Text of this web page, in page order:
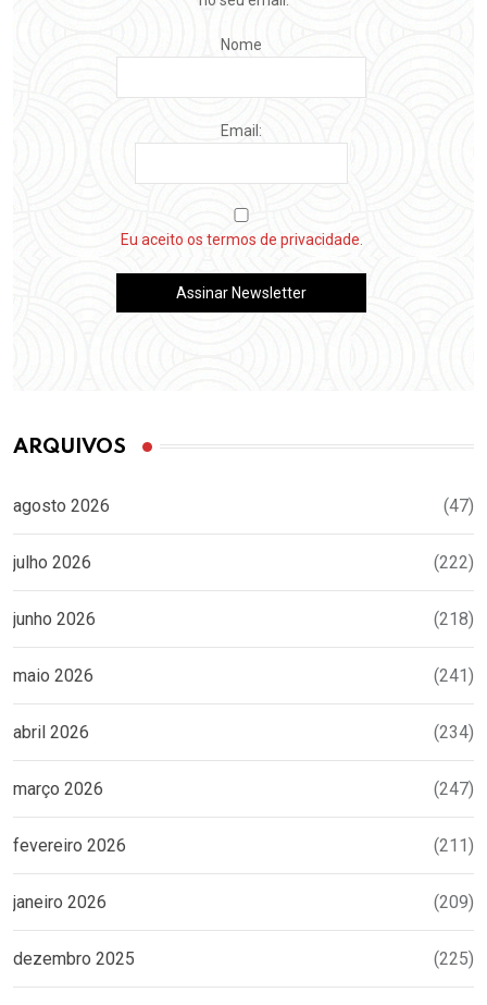
Nome
Email:
Eu aceito os termos de privacidade.
ARQUIVOS
agosto 2026 (47)
julho 2026 (222)
junho 2026 (218)
maio 2026 (241)
abril 2026 (234)
março 2026 (247)
fevereiro 2026 (211)
janeiro 2026 (209)
dezembro 2025 (225)